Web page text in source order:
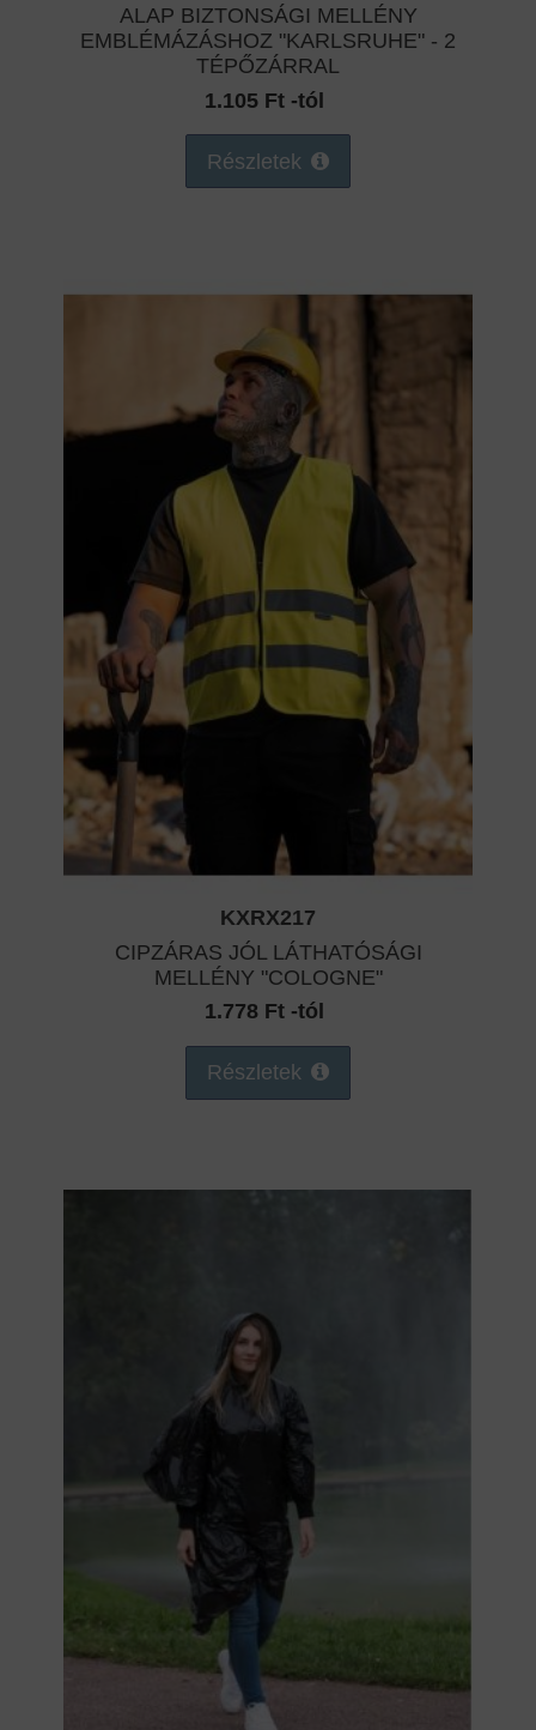
ALAP BIZTONSÁGI MELLÉNY
EMBLÉMÁZÁSHOZ "KARLSRUHE" - 2
TÉPŐZÁRRAL
1.105 Ft -tól
Részletek
KXRX217
CIPZÁRAS JÓL LÁTHATÓSÁGI
MELLÉNY "COLOGNE"
1.778 Ft -tól
Részletek